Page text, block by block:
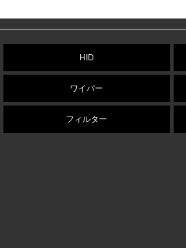
HID
ワイパー
フィルター